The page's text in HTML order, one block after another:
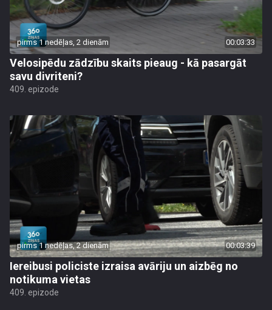
pirms 1 nedēļas, 2 dienām 00:03:33
Velosipēdu zādzību skaits pieaug - kā pasargāt
savu divriteni?
409. epizode
pirms 1 nedēļas, 2 dienām 00:03:39
Iereibusi policiste izraisa avāriju un aizbēg no
notikuma vietas
409. epizode